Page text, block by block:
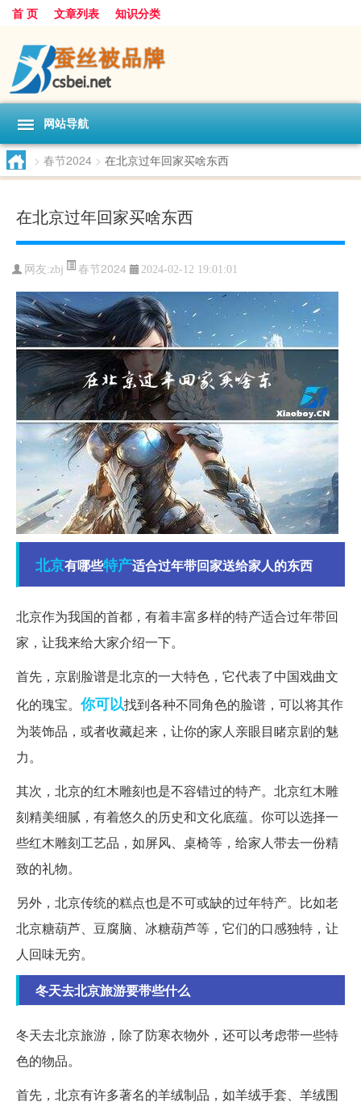
首 页 文章列表 知识分类
网站导航
> 春节2024 > 在北京过年回家买啥东西
在北京过年回家买啥东西
网友:zbj 春节2024 2024-02-12 19:01:01
北京有哪些特产适合过年带回家送给家人的东西
北京作为我国的首都，有着丰富多样的特产适合过年带回
家，让我来给大家介绍一下。
首先，京剧脸谱是北京的一大特色，它代表了中国戏曲文
化的瑰宝。你可以找到各种不同角色的脸谱，可以将其作
为装饰品，或者收藏起来，让你的家人亲眼目睹京剧的魅
力。
其次，北京的红木雕刻也是不容错过的特产。北京红木雕
刻精美细腻，有着悠久的历史和文化底蕴。你可以选择一
些红木雕刻工艺品，如屏风、桌椅等，给家人带去一份精
致的礼物。
另外，北京传统的糕点也是不可或缺的过年特产。比如老
北京糖葫芦、豆腐脑、冰糖葫芦等，它们的口感独特，让
人回味无穷。
冬天去北京旅游要带些什么
冬天去北京旅游，除了防寒衣物外，还可以考虑带一些特
色的物品。
首先，北京有许多著名的羊绒制品，如羊绒手套、羊绒围